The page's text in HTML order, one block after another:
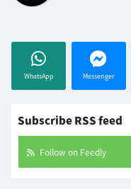
WhatsApp Messenger
Subscribe RSS feed
Follow on Feedly